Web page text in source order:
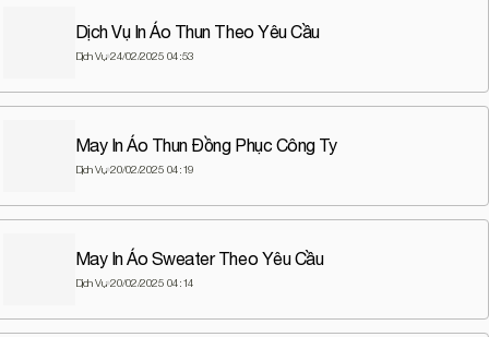
Dịch Vụ In Áo Thun Theo Yêu Cầu
Dịch Vụ 24/02/2025 04:53
May In Áo Thun Đồng Phục Công Ty
Dịch Vụ 20/02/2025 04:19
May In Áo Sweater Theo Yêu Cầu
Dịch Vụ 20/02/2025 04:14